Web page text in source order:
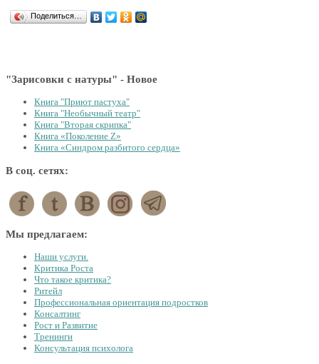
Поделиться…
"Зарисовки с натуры" - Новое
Книга "Приют пастуха"
Книга "Необычный театр"
Книга "Вторая скрипка"
Книга «Поколение Z»
Книга «Синдром разбитого сердца»
В соц. сетях:
Мы предлагаем:
Наши услуги.
Критика Роста
Что такое критика?
Ритейл
Профессиональная ориентация подростков
Консалтинг
Рост и Развитие
Тренинги
Консультация психолога